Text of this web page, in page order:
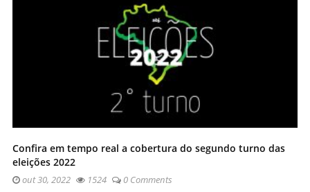
Confira em tempo real a cobertura do segundo turno das
eleições 2022
out 30, 2022 1524
0 Comments